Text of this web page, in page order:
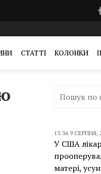
СТАТТІ КОЛОНКИ
13:36 9 СЕРПНЯ,
У США
матері,